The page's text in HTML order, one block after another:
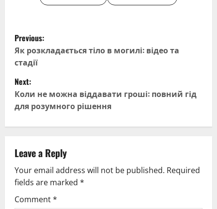
P
o
s
t
n
v
i
g
Previous:
Як розкладається тіло в могилі: відео та
стадії
Next:
Коли не можна віддавати гроші: повний гід
для розумного рішення
Leave a Reply
Your email address will not be published. Required
fields are marked *
Comment*